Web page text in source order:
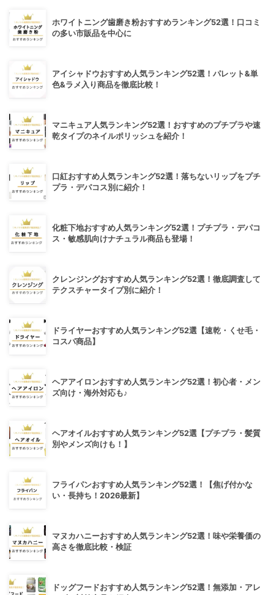
ホワイトニング歯磨き粉おすすめランキング52選！口コミ
の多い市販品を中心に
アイシャドウおすすめ人気ランキング52選！パレット&単
色&ラメ入り商品を徹底比較！
マニキュア人気ランキング52選！おすすめのプチプラや速
乾タイプのネイルポリッシュを紹介！
口紅おすすめ人気ランキング52選！落ちないリップをプチ
プラ・デパコス別に紹介！
化粧下地おすすめ人気ランキング52選！プチプラ・デパコ
ス・敏感肌向けナチュラル商品も登場！
クレンジングおすすめ人気ランキング52選！徹底調査して
テクスチャータイプ別に紹介！
ドライヤーおすすめ人気ランキング52選【速乾・くせ毛・
コスパ商品】
ヘアアイロンおすすめ人気ランキング52選！初心者・メン
ズ向け・海外対応も♪
ヘアオイルおすすめ人気ランキング52選【プチプラ・髪質
別やメンズ向けも！】
フライパンおすすめ人気ランキング52選！【焦げ付かな
い・長持ち！2026最新】
マヌカハニーおすすめ人気ランキング52選！味や栄養価の
高さを徹底比較・検証
ドッグフードおすすめ人気ランキング52選！無添加・アレ